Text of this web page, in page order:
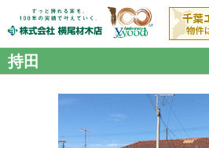
持田